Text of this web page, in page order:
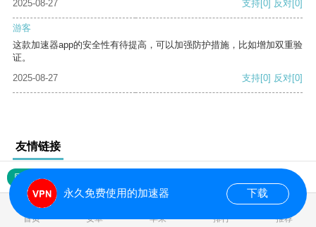
2025-08-27 支持[0] 反对[0]
游客
这款加速器app的安全性有待提高，可以加强防护措施，比如增加双重验
证。
2025-08-27
支持[0] 反对[0]
友情链接
网站地图
首页 安卓 苹果 排行 推荐
永久免费使用的加速器 下载
0.015499s